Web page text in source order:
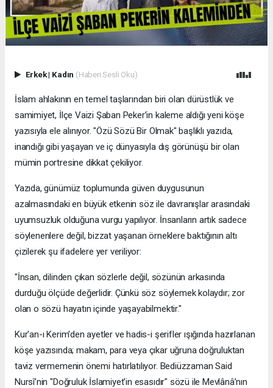
Erkek| Kadın (Haberi Sesli Oku)
İslam ahlakının en temel taşlarından biri olan dürüstlük ve
samimiyet, İlçe Vaizi Şaban Peker’in kaleme aldığı yeni köşe
yazısıyla ele alınıyor. "Özü Sözü Bir Olmak" başlıklı yazıda,
inandığı gibi yaşayan ve iç dünyasıyla dış görünüşü bir olan
mümin portresine dikkat çekiliyor.
​Yazıda, günümüz toplumunda güven duygusunun
azalmasındaki en büyük etkenin söz ile davranışlar arasındaki
uyumsuzluk olduğuna vurgu yapılıyor. İnsanların artık sadece
söylenenlere değil, bizzat yaşanan örneklere baktığının altı
çizilerek şu ifadelere yer veriliyor:
​"İnsan, dilinden çıkan sözlerle değil, sözünün arkasında
durduğu ölçüde değerlidir. Çünkü söz söylemek kolaydır; zor
olan o sözü hayatın içinde yaşayabilmektir."
​Kur'an-ı Kerim'den ayetler ve hadis-i şerifler ışığında hazırlanan
köşe yazısında; makam, para veya çıkar uğruna doğruluktan
taviz vermemenin önemi hatırlatılıyor. Bediüzzaman Said
Nursî’nin "Doğruluk İslamiyet'in esasıdır" sözü ile Mevlânâ’nın